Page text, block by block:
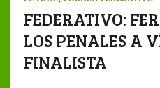
FEDERATIVO:
LOS PENALES A
FINALISTA